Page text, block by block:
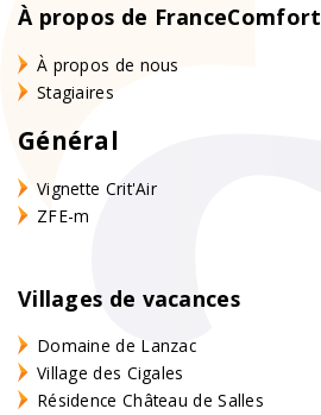
À propos de FranceComfort
À propos de nous
Stagiaires
Général
Vignette Crit'Air
ZFE-m
Villages de vacances
Domaine de Lanzac
Village des Cigales
Résidence Château de Salles